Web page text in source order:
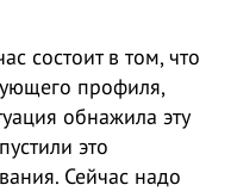
состоит в том, что
профиля,
обнажила эту
это
Сейчас надо